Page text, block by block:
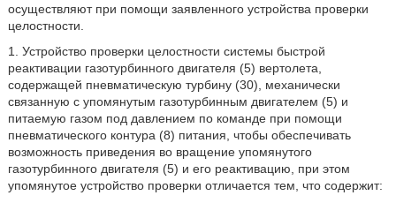
осуществляют при помощи заявленного устройства проверки
целостности.
1. Устройство проверки целостности системы быстрой
реактивации газотурбинного двигателя (5) вертолета,
содержащей пневматическую турбину (30), механически
связанную с упомянутым газотурбинным двигателем (5) и
питаемую газом под давлением по команде при помощи
пневматического контура (8) питания, чтобы обеспечивать
возможность приведения во вращение упомянутого
газотурбинного двигателя (5) и его реактивацию, при этом
упомянутое устройство проверки отличается тем, что содержит: